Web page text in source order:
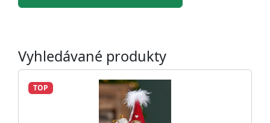
Vyhledávané produkty
TOP